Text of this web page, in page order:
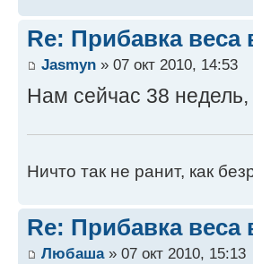
Re: Прибавка
Jasmyn » 07 окт 2010, 14:53
Нам сейчас 38
Ничто так не ранит, как
Re: Прибавка
Любаша» 07 окт 2010, 15:13